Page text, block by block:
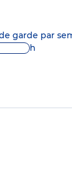
garde par
h